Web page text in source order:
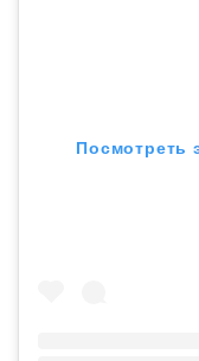
Посмотреть